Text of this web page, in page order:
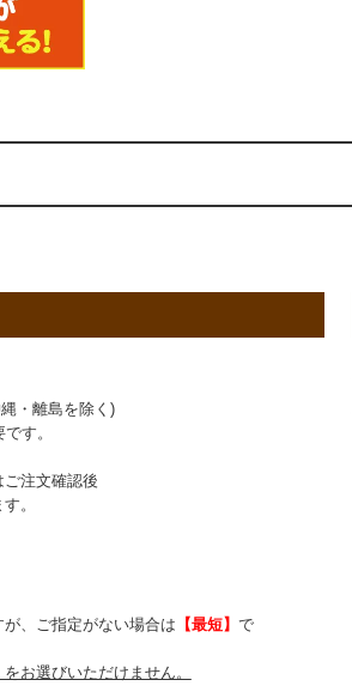
・離島を除く)
す。
注文確認後
す。
ご指定がない場合は 【最短】 で
お選びいただけません。